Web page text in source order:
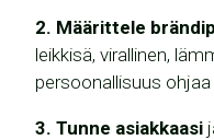
2. Määrittele
leikkisä, virallinen,
persoonallisuus
3. Tunne asiakkaasi